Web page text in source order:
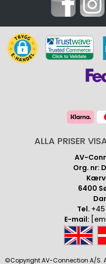
ALLA PRISER
AV-
Org. nr:
6400
Tel.
E-mail:
©Copyright AV-Connection A/S.